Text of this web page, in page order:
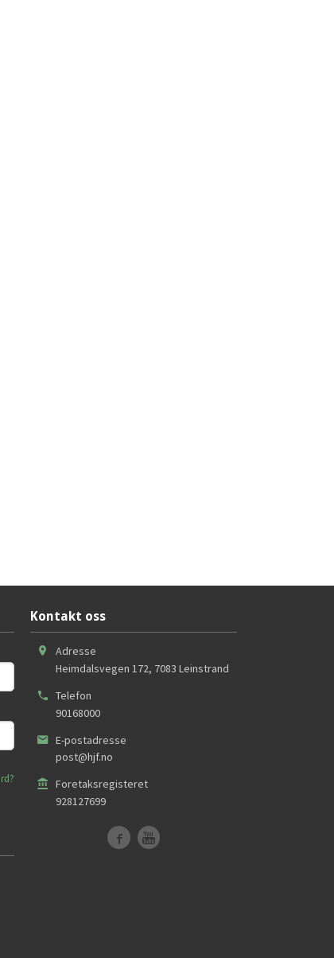
Kontakt oss
Adresse
Heimdalsvegen 172, 7083 Leinstrand
Telefon
90168000
E-postadresse
post@hjf.no
Foretaksregisteret
928127699